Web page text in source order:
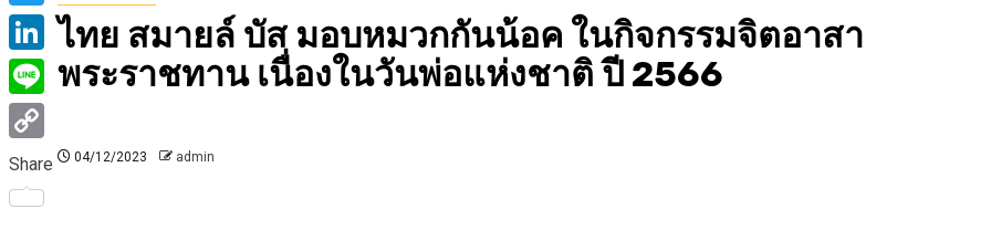
ไทย สมายล์ บัส มอบหมวกกันน้อค ในกิจกรรมจิตอาสา
พระราชทาน เนื่องในวันพ่อแห่งชาติ ปี 2566
04/12/2023 admin
Twitter
LinkedIn
Line
Copy
Link
Share